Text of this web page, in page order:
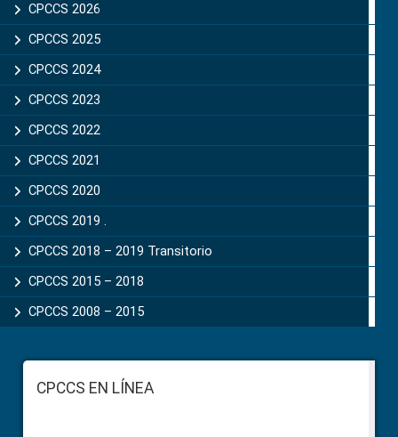
Sidebar
CPCCS 2026
CPCCS 2025
CPCCS 2024
CPCCS 2023
CPCCS 2022
CPCCS 2021
CPCCS 2020
CPCCS 2019 .
CPCCS 2018 – 2019 Transitorio
CPCCS 2015 – 2018
CPCCS 2008 – 2015
FooterCPCCS EN LÍNEA